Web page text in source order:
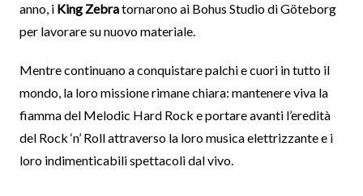
anno, i King Zebratornarono ai Bohus Studio di Göteborg
per lavorare su nuovo materiale.
Mentre continuano a conquistare palchi e cuori in tutto il
mondo, la loro missione rimane chiara: mantenere viva la
fiamma del Melodic Hard Rock e portare avanti l’eredità
del Rock ‘n’ Roll attraverso la loro musica elettrizzante e i
loro indimenticabili spettacoli dal vivo.